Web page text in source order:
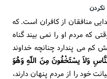
نکردن
منافقان از کافران است. که
که مردم او را نمی بیند گناه
کم می پندارد چنانچه خداوند
وَلاَ یسْتَخْفُونَ مِنَ اللّهِ وَهُوَ
خیانت خود را از مردم پنهان دارند،